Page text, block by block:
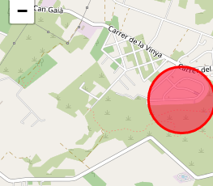
Barbecue Hütte:
Dusche im Freien ( Garten):
Küchen:
Toiletten:
Preis:
−